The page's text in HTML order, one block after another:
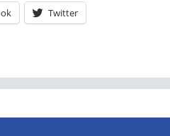
Twitter